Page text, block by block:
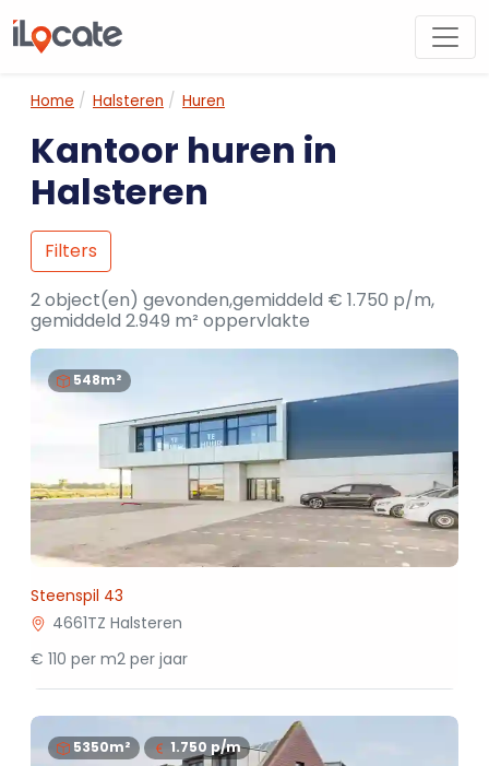
Home Halsteren Huren
Kantoor huren in
Halsteren
Filters
2 object(en) gevonden,gemiddeld € 1.750 p/m,
gemiddeld 2.949 m² oppervlakte
548m²
Steenspil 43
4661TZ Halsteren
€ 110 per m2 per jaar
5350m² 1.750 p/m